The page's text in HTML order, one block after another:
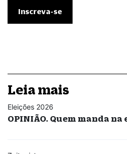
Leia mais
Eleições 2026
OPINIÃO. Quem manda na